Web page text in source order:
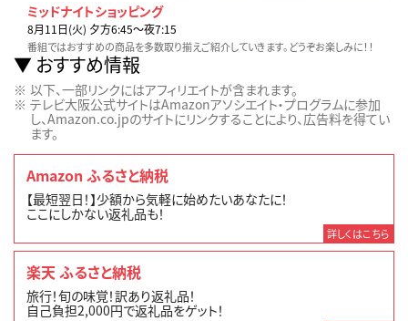
ミッドナイトショッピング
8月11日(火) 夕方6:45〜夜7:15
番組ではおすすめの商品を多数取り揃えご紹介していきます。どうぞお楽しみに！！
おすすめ情報
以下、一部リンクにはアフィリエイトが含まれます。
テレビ大阪公式サイトはAmazonアソシエイト・プログラムに参加
し、Amazon.co.jpのサイトにリンクすることにより、広告料を得てい
ます。
Amazon ふるさと納税
【最短翌日！】少額から気軽に始めたいあなたに！
ここにしかない返礼品も！
詳しくはこちら
楽天 ふるさと納税
旅行！旬の味覚！訳あり返礼品！
自己負担2,000円で返礼品をゲット！